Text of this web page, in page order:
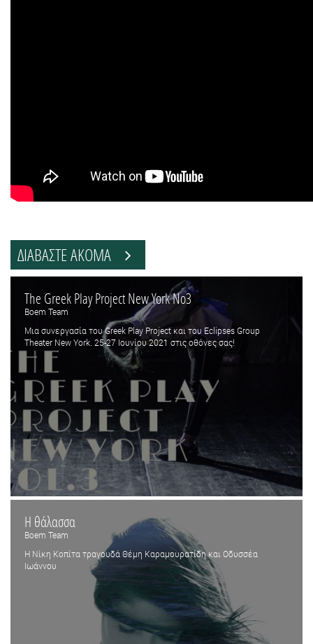
ΔΙΑΒΑΣΤΕ ΑΚΟΜΑ
The Greek Play Project New York No3
Boem Team
Μια συνεργασία του Greek Play Project και του Eclipses Group
Theater New York. 25-27 Ιουνίου 2021 στις οθόνες σας!
Η θάλασσα
Boem Team
Η Νίκη Κοπίτα τραγουδά Θέμη Καραμουρατίδη και Οδυσσέα
Ιωάννου